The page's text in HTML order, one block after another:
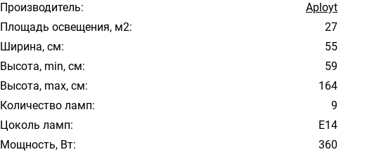
Производитель:
Aployt
Площадь освещения, м2:
27
Ширина, см:
55
Высота, min, см:
59
Высота, max, см:
164
Количество ламп:
9
Цоколь ламп:
E14
Мощность, Вт:
360